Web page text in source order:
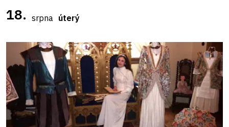
18. srpna úterý